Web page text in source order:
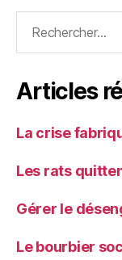
Articles
La crise
Les rats
Gérer le
Le bourbier